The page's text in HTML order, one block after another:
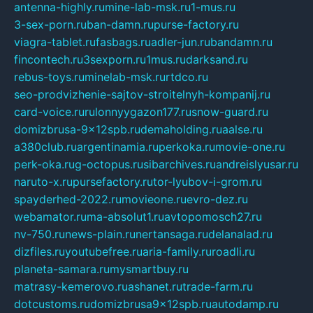
antenna-highly.rumine-lab-msk.ru1-mus.ru
3-sex-porn.ruban-damn.rupurse-factory.ru
viagra-tablet.rufasbags.ruadler-jun.rubandamn.ru
fincontech.ru3sexporn.ru1mus.rudarksand.ru
rebus-toys.ruminelab-msk.rurtdco.ru
seo-prodvizhenie-sajtov-stroitelnyh-kompanij.ru
card-voice.rurulonnyygazon177.rusnow-guard.ru
domizbrusa-9x12spb.rudemaholding.ruaalse.ru
a380club.ruargentinamia.ruperkoka.rumovie-one.ru
perk-oka.rug-octopus.rusibarchives.ruandreislyusar.ru
naruto-x.rupursefactory.rutor-lyubov-i-grom.ru
spayderhed-2022.rumovieone.ruevro-dez.ru
webamator.ruma-absolut1.ruavtopomosch27.ru
nv-750.runews-plain.runertansaga.rudelanalad.ru
dizfiles.ruyoutubefree.ruaria-family.ruroadli.ru
planeta-samara.rumysmartbuy.ru
matrasy-kemerovo.ruashanet.rutrade-farm.ru
dotcustoms.rudomizbrusa9x12spb.ruautodamp.ru